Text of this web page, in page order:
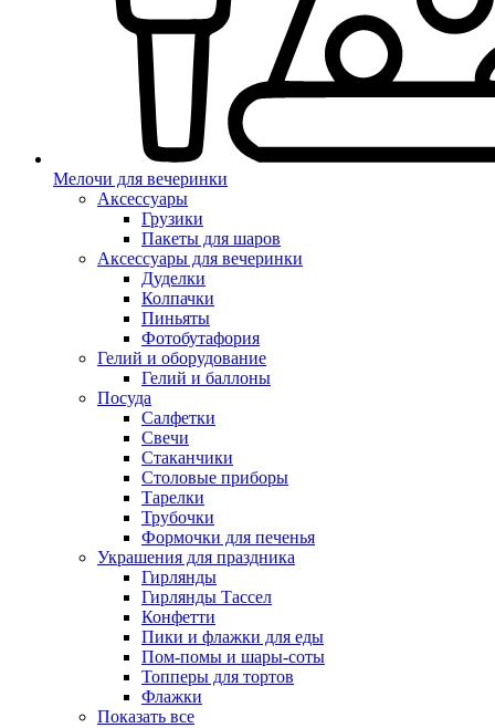
Мелочи для вечеринки
Аксессуары
Грузики
Пакеты для шаров
Аксессуары для вечеринки
Дуделки
Колпачки
Пиньяты
Фотобутафория
Гелий и оборудование
Гелий и баллоны
Посуда
Салфетки
Свечи
Стаканчики
Столовые приборы
Тарелки
Трубочки
Формочки для печенья
Украшения для праздника
Гирлянды
Гирлянды Тассел
Конфетти
Пики и флажки для еды
Пом-помы и шары-соты
Топперы для тортов
Флажки
Показать все